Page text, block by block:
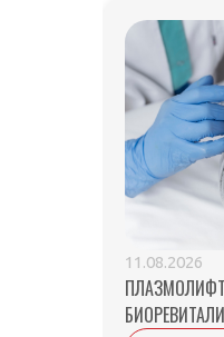
11.08.2026